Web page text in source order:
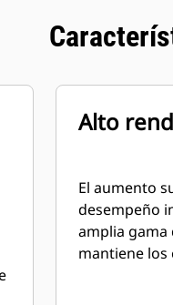
Alto
El aumento
desempeño
amplia gama
mantiene los